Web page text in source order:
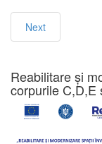
Next
Reabilitare și
corpurile C,D,E